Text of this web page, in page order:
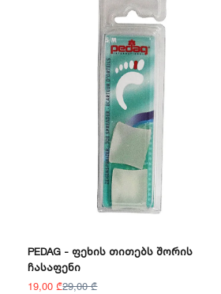
PEDAG - Ფეხის Თითებს Შორის
Ჩასაფენი
19,00 ₾29,00 ₾